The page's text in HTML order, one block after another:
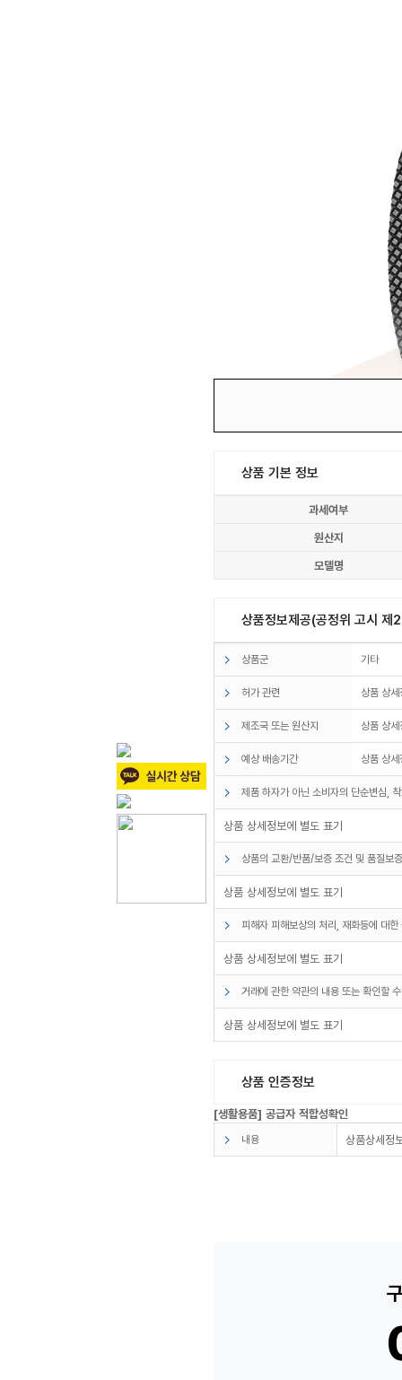
상품 기본 정보
과세여부
원산지
모델명
상품정보제공(공정위 고시
상품군 기타
허가 관련 상품 상
제조국 또는 원산지 상품 상
예상 배송기간 상품 상
제품 하자가 아닌 소비자의 단순변심,
상품 상세정보에 별도 표기
상품의 교환/반품/보증 조건 및 품질보
상품 상세정보에 별도 표기
피해자 피해보상의 처리, 재화등에 대
상품 상세정보에 별도 표기
거래에 관한 약관의 내용 또는 확인할
상품 상세정보에 별도 표기
상품 인증정보
[생활용품] 공급자 적합성확인
내용 상품상세정